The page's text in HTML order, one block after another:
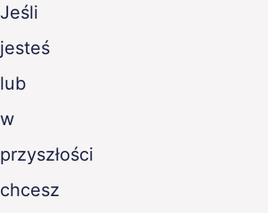
Jeśli
jesteś
lub
w
przyszłości
chcesz